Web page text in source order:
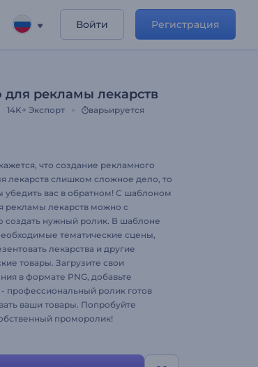
Войти Регистрация
рекламы лекарств
14K+ Экспорт варьируется
что создание рекламного
лекарств слишком сложное дело, то
убедить вас в обратном! С шаблоном
рекламы лекарств можно с
создать нужный ролик. В шаблоне
тематические сцены,
лекарства и другие
товары. Загрузите свои
в формате PNG, добавьте
профессиональный ролик готов
ваши товары. Попробуйте
проморолик!